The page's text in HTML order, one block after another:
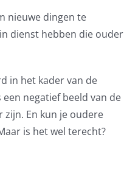
nieuwe dingen te
dienst hebben die ouder
in het kader van de
een negatief beeld van de
zijn. En kun je oudere
is het wel terecht?